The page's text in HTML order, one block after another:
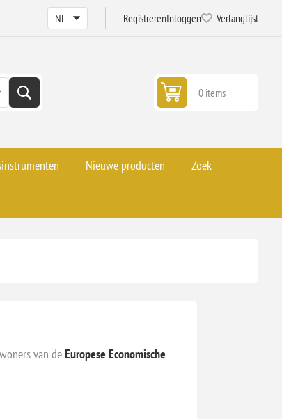
RegistrerenInloggen Verlanglijst
0 items
Nieuwe producten Zoek
van deEuropese Economische